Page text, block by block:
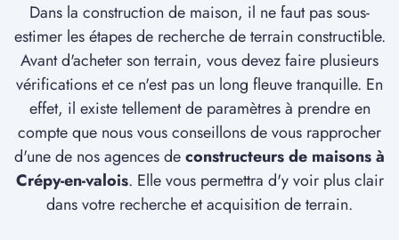
Dans la construction de maison, il ne faut pas sous-
estimer les étapes de recherche de terrain constructible.
Avant d'acheter son terrain, vous devez faire plusieurs
vérifications et ce n'est pas un long fleuve tranquille. En
effet, il existe tellement de paramètres à prendre en
compte que nous vous conseillons de vous rapprocher
d'une de nos agences deconstructeurs de maisons à
Crépy-en-valois. Elle vous permettra d'y voir plus clair
dans votre recherche et acquisition de terrain.